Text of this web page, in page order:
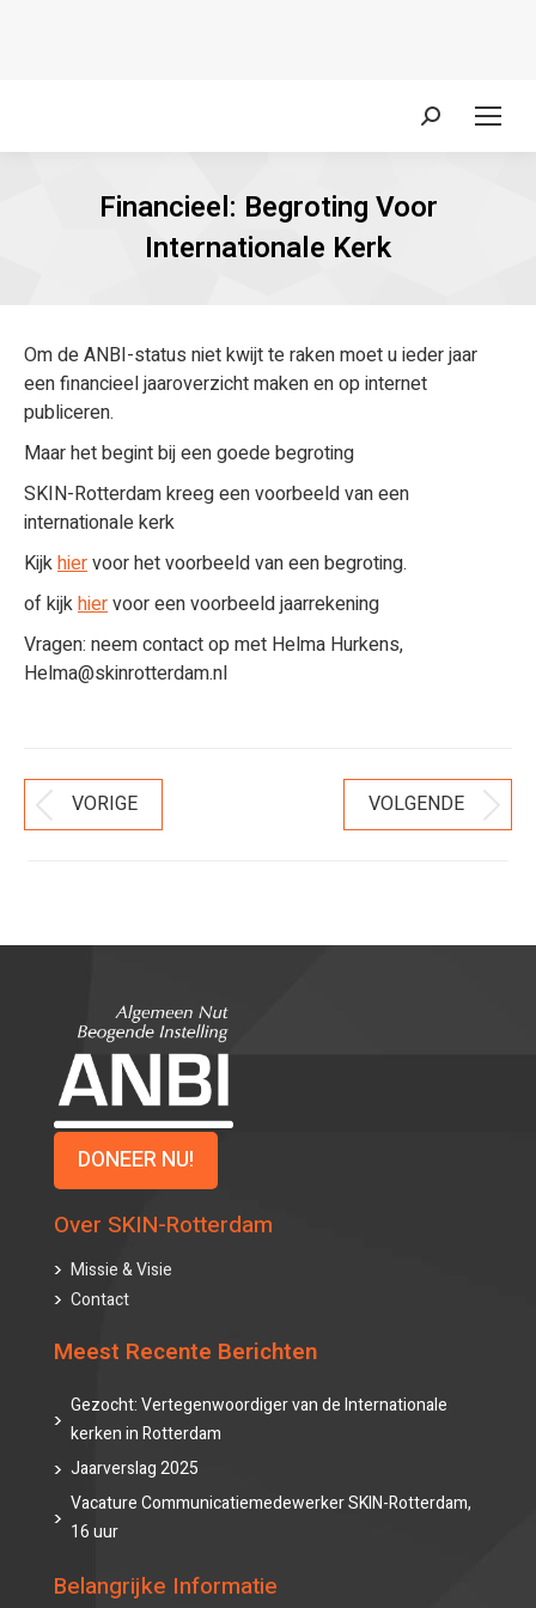
Zoeken:
Financieel: Begroting Voor
Internationale Kerk
Om de ANBI-status niet kwijt te raken moet u ieder jaar
een financieel jaaroverzicht maken en op internet
publiceren.
Maar het begint bij een goede begroting
SKIN-Rotterdam kreeg een voorbeeld van een
internationale kerk
Kijkhiervoor het voorbeeld van een begroting.
of kijkhiervoor een voorbeeld jaarrekening
Vragen: neem contact op met Helma Hurkens,
Helma@skinrotterdam.nl
Bericht
Navigatie
VORIGE
bericht
VOLGENDE Volgend
bericht
DONEER NU!
Over SKIN-Rotterdam
Missie & Visie
Contact
Meest Recente Berichten
Gezocht: Vertegenwoordiger van de Internationale
kerken in Rotterdam
Jaarverslag 2025
Vacature Communicatiemedewerker SKIN-Rotterdam,
16 uur
Belangrijke Informatie